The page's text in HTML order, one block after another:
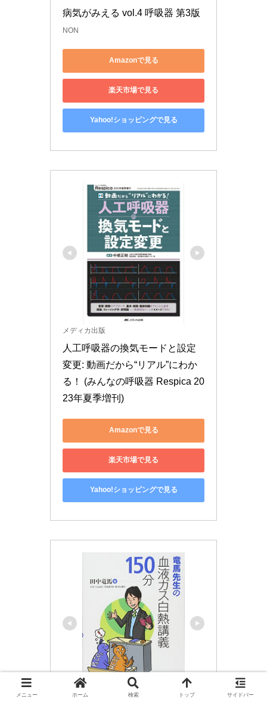
病気がみえる vol.4 呼吸器 第3版
NON
Amazonで見る
楽天市場で見る
Yahoo!ショッピングで見る
メディカ出版
人工呼吸器の換気モードと設定
変更: 動画だから“リアル”にわか
る！ (みんなの呼吸器 Respica 20
23年夏季増刊)
Amazonで見る
楽天市場で見る
Yahoo!ショッピングで見る
メニュー ホーム 検索 トップ サイドバー